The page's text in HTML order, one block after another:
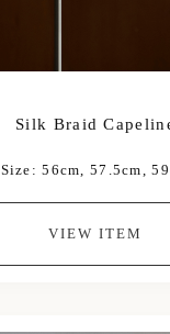
Silk Braid
Size: 56cm, 57.5cm,
VIEW ITEM